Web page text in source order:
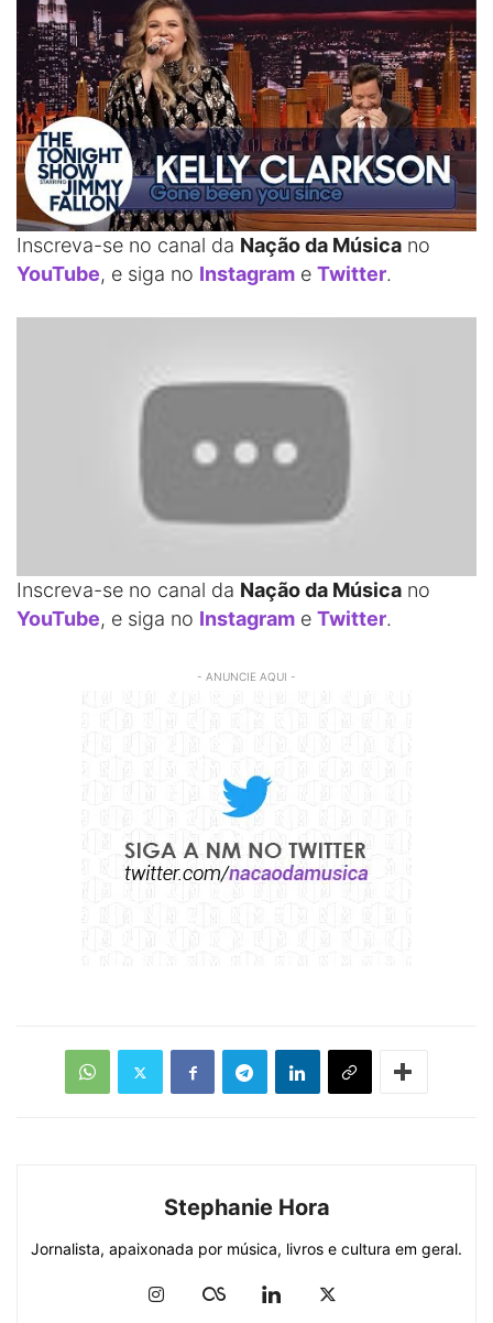
Inscreva-se no canal da Nação da Música no
YouTube, e siga no Instagram e Twitter.
Inscreva-se no canal da Nação da Música no
YouTube, e siga no Instagram e Twitter.
- ANUNCIE AQUI -
Stephanie Hora
Jornalista, apaixonada por música, livros e cultura em geral.